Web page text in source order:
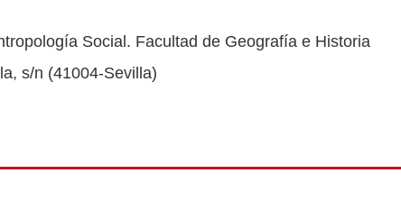
Social. Facultad de Geografía e Historia
s/n (41004-Sevilla)